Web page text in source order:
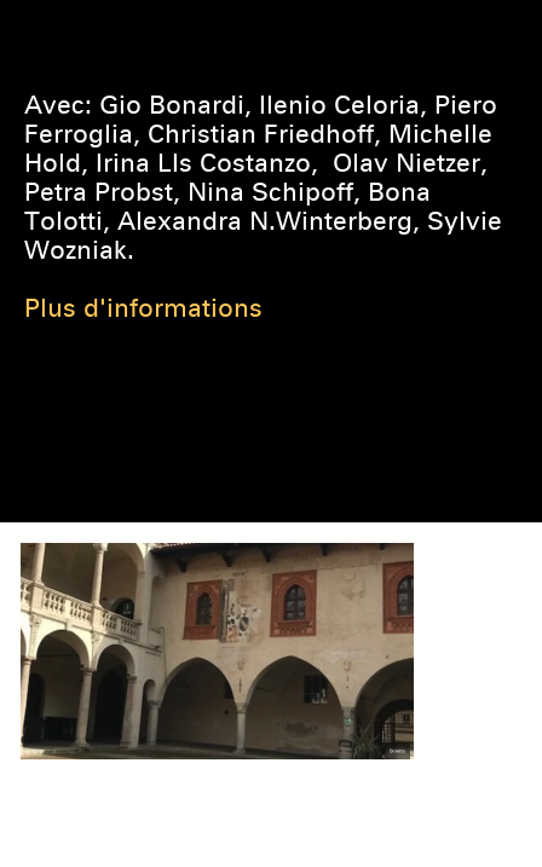
Avec: Gio Bonardi, Ilenio Celoria, Piero
Ferroglia, Christian Friedhoff, Michelle
Hold, Irina LIs Costanzo, Olav Nietzer,
Petra Probst, Nina Schipoff, Bona
Tolotti, Alexandra N.Winterberg, Sylvie
Wozniak.
Plus d'informations